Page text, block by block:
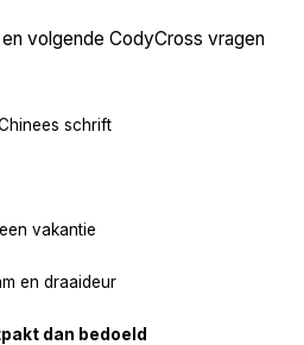
volgende CodyCross vragen
schrift
vakantie
en draaideur
dan bedoeld